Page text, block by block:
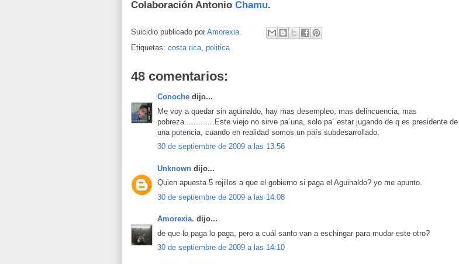
Colaboración Antonio Chamu.
Suicidio publicado por Amorexia.
Etiquetas: costa rica, politica
48 comentarios:
Conoche dijo...
Me voy a quedar sin aguinaldo, hay mas desempleo, mas delincuencia, mas
pobreza.............Este viejo no sirve pa´una, solo pa´ estar jugando de q es presidente de
una potencia, cuando en realidad somos un país subdesarrollado.
30 de septiembre de 2009 a las 13:56
Unknown dijo...
Quien apuesta 5 rojillos a que el gobierno si paga el Aguinaldo? yo me apunto.
30 de septiembre de 2009 a las 14:08
Amorexia. dijo...
de que lo paga lo paga, pero a cuál santo van a eschingar para mudar este otro?
30 de septiembre de 2009 a las 14:10